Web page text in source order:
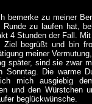
bemerke zu meiner
zu laufen hat,
4 Stunden der Fall.
begrüßt und bin
meiner
später, sind sie zwar
Sonntag. Die warme
mich ausgiebig
und den Würstchen
beglückwünsche.